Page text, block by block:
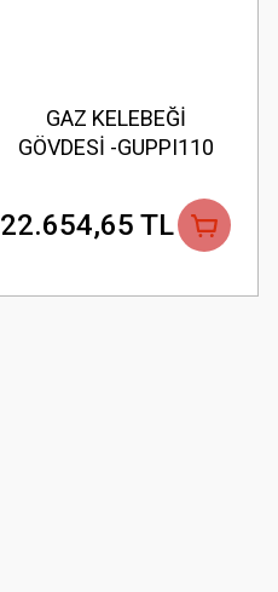
GAZ KELEBEĞİ
GÖVDESİ -GUPPI110
22.654,65 TL